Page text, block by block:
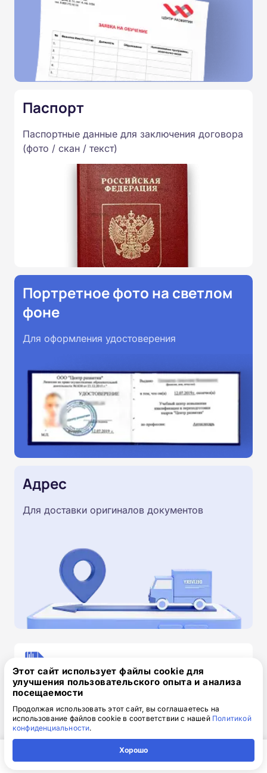
Паспорт
Паспортные данные для заключения договора
(фото / скан / текст)
Портретное фото на светлом
фоне
Для оформления удостоверения
Адрес
Для доставки оригиналов документов
.doc, 32.52 Кб
Скачайте шаблон, заполните и отправьте по
электронной почтеinfo@1-academy.ru.
Обязательно укажите контактный номер телефон.
Наш специалист свяжется с вами и утонит все
Этот сайт использует файлы cookie для
улучшения пользовательского опыта и анализа
посещаемости
Продолжая использовать этот сайт, вы соглашаетесь на
использование файлов cookie в соответствии с нашей Политикой
конфиденциальности.
Хорошо